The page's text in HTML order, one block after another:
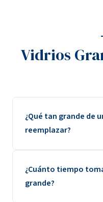
Vidrios
¿Qué tan grande de
reemplazar?
cualquier tamaño. No
comercial que no
¿Cuánto tiempo
grande?